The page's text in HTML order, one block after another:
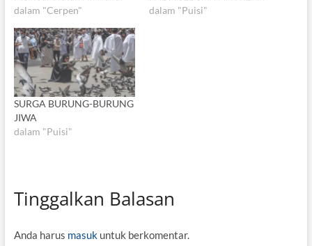
dalam "Cerpen"
dalam "Puisi"
SURGA BURUNG-BURUNG
JIWA
dalam "Puisi"
Tinggalkan Balasan
Anda harus masukuntuk berkomentar.